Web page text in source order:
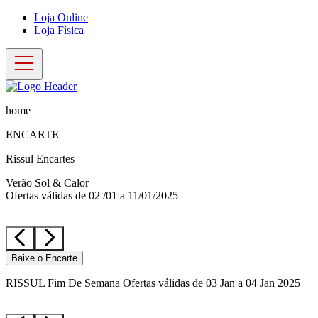
Loja Online
Loja Física
home
ENCARTE
Rissul Encartes
Verão Sol & Calor
Ofertas válidas de 02 /01 a 11/01/2025
Baixe o Encarte
RISSUL Fim De Semana Ofertas válidas de 03 Jan a 04 Jan 2025